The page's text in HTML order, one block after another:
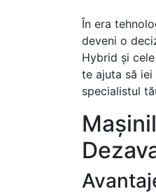
În era
deveni o
Hybrid și
te ajuta să
specialistul